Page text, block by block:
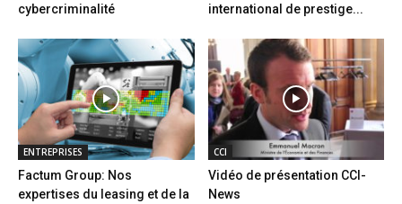
cybercriminalité
international de prestige...
ENTREPRISES
Factum Group: Nos
expertises du leasing et de la
CCI
Vidéo de présentation CCI-
News